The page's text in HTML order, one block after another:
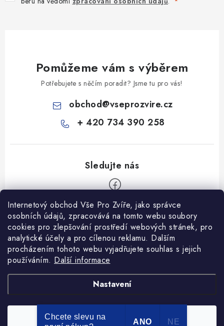
Internetový obchod Vše Pro Zvíře, jako správce
osobních údajů, zpracovává na tomto webu soubory
cookies pro zlepšování prostředí webových stránek, pro
analytické účely a pro cílenou reklamu. Dalším
procházením tohoto webu vyjadřujete souhlas s jejich
používáním. Další informace
Nastavení
Souhlasím
Pomůžeme vám s výběrem
Potřebujete s něčím poradit? Jsme tu pro vás!
obchod@vseprozvire.cz
+ 420 734 390 258
Informace pro Vás
Ceník dopravy
Kontakty
Obchodní podmínky
Podmínky ochrany osobních údajů
Heuréka recenze
Copyright 2026Vše Pro Zvíře . Všechna práva vyhrazena.
Chcete slevu na
ANO NE